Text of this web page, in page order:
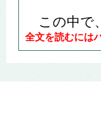
この中で
全文を読むには